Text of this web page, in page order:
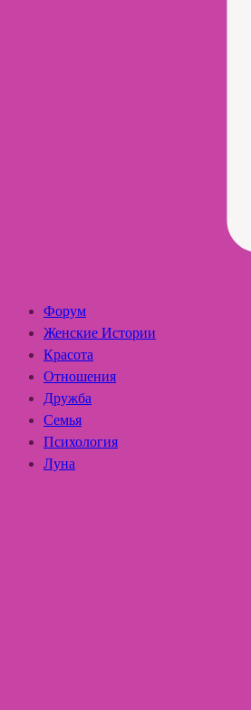
Форум
Женские Истории
Красота
Отношения
Дружба
Семья
Психология
Луна